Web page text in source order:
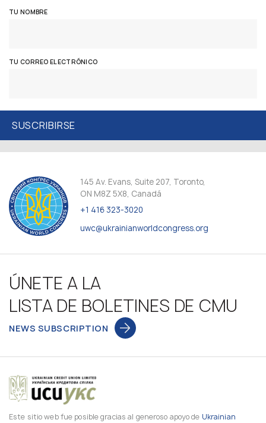
TU NOMBRE
TU CORREO ELECTRÓNICO
145 Av. Evans, Suite 207, Toronto,
ON M8Z 5X8, Canadá
+1 416 323-3020
uwc@ukrainianworldcongress.org
ÚNETE A LA
LISTA DE BOLETINES DE CMU
NEWS SUBSCRIPTION
Este sitio web fue posible gracias al generoso apoyo de Ukrainian